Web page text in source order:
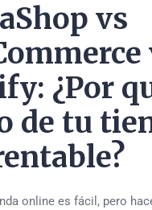
vs
¿Por
de tu
online es fácil, pero